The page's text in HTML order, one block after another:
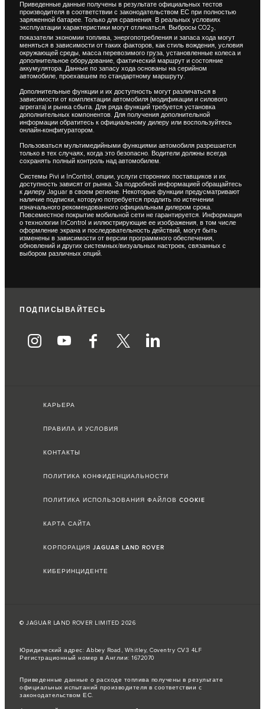
Приведенные данные получены в результате официальных тестов
производителя в соответствии с законодательством ЕС при полностью
заряженной батарее. Только для сравнения. В реальных условиях
эксплуатации характеристики могут отличаться. Выбросы CO22,
показатели экономии топлива, энергопотребления и запаса хода могут
меняться в зависимости от таких факторов, как стиль вождения, условия
окружающей среды, масса перевозимого груза, установленные колеса и
дополнительное оборудование, фактический маршрут и состояние
аккумулятора. Данные по запасу хода основаны на серийном
автомобиле, проехавшем по стандартному маршруту.
Дополнительные функции и их доступность могут различаться в
зависимости от комплектации автомобиля (модификации и силового
агрегата) и рынка сбыта. Для ряда функций требуется установка
дополнительных компонентов. Для получения дополнительной
информации обратитесь к официальному дилеру или воспользуйтесь
онлайн-конфигуратором.
Пользоваться мультимедийными функциями автомобиля разрешается
только в тех случаях, когда это безопасно. Водители должны всегда
сохранять полный контроль над автомобилем.
Системы Pivi и InControl, опции, услуги сторонних поставщиков и их
доступность зависят от рынка. За подробной информацией обращайтесь
к дилеру Jaguar в своем регионе. Некоторые функции предусматривают
наличие подписки, которую потребуется продлить по истечении
изначального рекомендованного официальным дилером срока.
Повсеместное покрытие мобильной сети не гарантируется. Информация
о технологии InControl и иллюстрирующие ее изображения, в том числе
оформление экрана и последовательность действий, могут быть
изменены в зависимости от версии программного обеспечения,
обновлений и других системных/визуальных настроек, связанных с
выбором различных опций.
ПОДПИСЫВАЙТЕСЬ
КАРЬЕРА
ПРАВИЛА И УСЛОВИЯ
КОНТАКТЫ
ПОЛИТИКА КОНФИДЕНЦИАЛЬНОСТИ
ПОЛИТИКА ИСПОЛЬЗОВАНИЯ ФАЙЛОВ COOKIE
КАРТА САЙТА
КОРПОРАЦИЯ JAGUAR LAND ROVER
КИБЕРИНЦИДЕНТЕ
© JAGUAR LAND ROVER LIMITED 2026
Юридический адрес: Abbey Road, Whitley, Coventry CV3 4LF
Регистрационный номер в Англии: 1672070
Приведенные данные о расходе топлива получены в результате
официальных испытаний производителя в соответствии с
законодательством ЕС.